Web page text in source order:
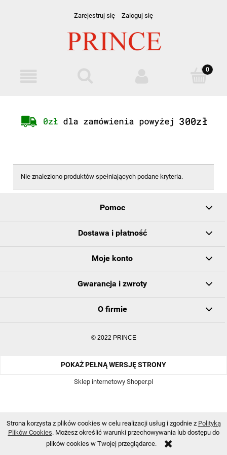
Strona korzysta z plików cookies w celu realizacji usług i zgodnie z Polityką
Plików Cookies. Możesz określić warunki przechowywania lub dostępu do
plików cookies w Twojej przeglądarce.
Zarejestruj się Zaloguj się
Nie znaleziono produktów spełniających podane kryteria.
Pomoc
Dostawa i płatność
Moje konto
Gwarancja i zwroty
O firmie
© 2022 PRINCE
POKAŻ PEŁNĄ WERSJĘ STRONY
Sklep internetowy Shoper.pl